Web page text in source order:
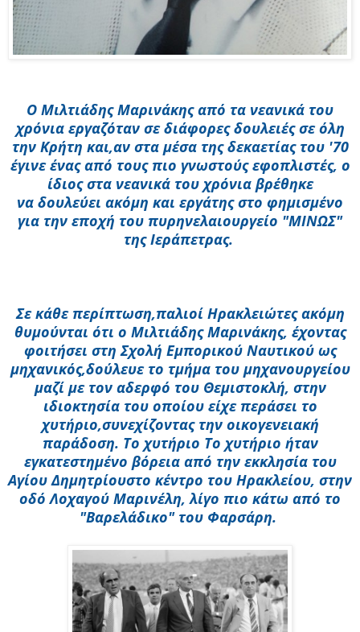
Ο Μιλτιάδης Μαρινάκης από τα νεανικά του
χρόνια εργαζόταν σε διάφορες δουλειές σε όλη
την Κρήτη και,αν στα μέσα της δεκαετίας του '70
έγινε ένας από τους πιο γνωστούς εφοπλιστές, ο
ίδιος στα νεανικά του χρόνια βρέθηκε
να δουλεύει ακόμη και εργάτης στο φημισμένο
για την εποχή του πυρηνελαιουργείο "ΜΙΝΩΣ"
της Ιεράπετρας.
Σε κάθε περίπτωση,παλιοί Ηρακλειώτες ακόμη
θυμούνται ότι ο Μιλτιάδης Μαρινάκης, έχοντας
φοιτήσει στη Σχολή Εμπορικού Ναυτικού ως
μηχανικός,δούλευε το τμήμα του μηχανουργείου
μαζί με τον αδερφό του Θεμιστοκλή, στην
ιδιοκτησία του οποίου είχε περάσει το
χυτήριο,συνεχίζοντας την οικογενειακή
παράδοση. Το χυτήριο Το χυτήριο ήταν
εγκατεστημένο βόρεια από την εκκλησία του
Αγίου Δημητρίουστο κέντρο του Ηρακλείου, στην
οδό Λοχαγού Μαρινέλη, λίγο πιο κάτω από το
"Βαρελάδικο" του Φαρσάρη.